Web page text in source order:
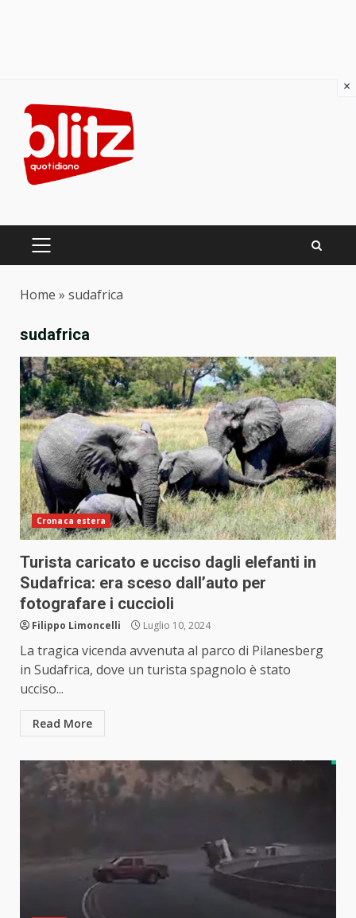
content
PRIMARY
Home » sudafrica
sudafrica
Cronaca estera
Turista caricato e ucciso dagli elefanti in
Sudafrica: era sceso dall’auto per
fotografare i cuccioli
Filippo Limoncelli Luglio 10, 2024
La tragica vicenda avvenuta al parco di Pilanesberg
in Sudafrica, dove un turista spagnolo è stato
ucciso...
Read More
×